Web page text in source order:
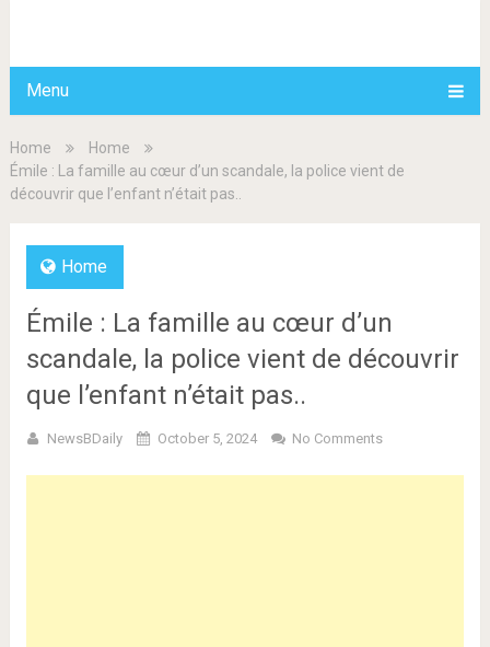
Menu
Home
Home
Émile : La famille au cœur d’un scandale, la police vient de
découvrir que l’enfant n’était pas..
Home
Émile : La famille au cœur d’un
scandale, la police vient de découvrir
que l’enfant n’était pas..
NewsBDaily October 5, 2024 No Comments